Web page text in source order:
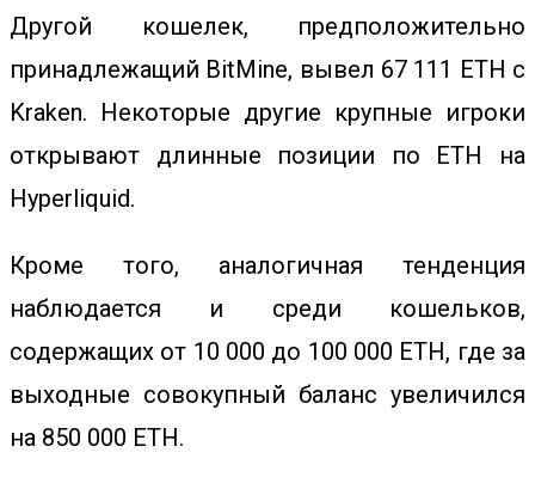
Другой кошелек, предположительно
принадлежащий BitMine, вывел 67 111 ETH с
Kraken. Некоторые другие крупные игроки
открывают длинные позиции по ETH на
Hyperliquid.
Кроме того, аналогичная тенденция
наблюдается и среди кошельков,
содержащих от 10 000 до 100 000 ETH, где за
выходные совокупный баланс увеличился
на 850 000 ETH.